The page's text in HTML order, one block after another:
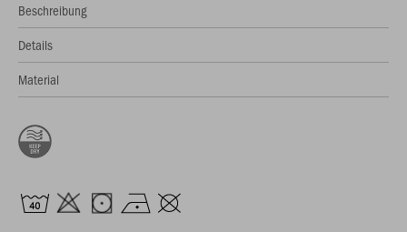
Beschreibung
Details
Material